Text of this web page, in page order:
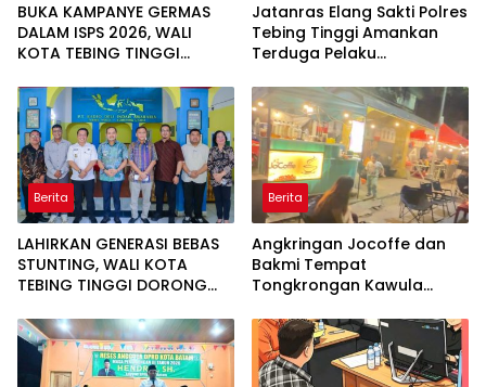
BUKA KAMPANYE GERMAS
DALAM ISPS 2026, WALI
KOTA TEBING TINGGI
STUNTING
Jatanras Elang Sakti Polres
Tebing Tinggi Amankan
Terduga Pelaku
Motor
Berita
LAHIRKAN GENERASI BEBAS
STUNTING, WALI KOTA
TEBING TINGGI DORONG
Berita
Angkringan Jocoffe dan
Bakmi Tempat
Tongkrongan Kawula
Pematangsiantar